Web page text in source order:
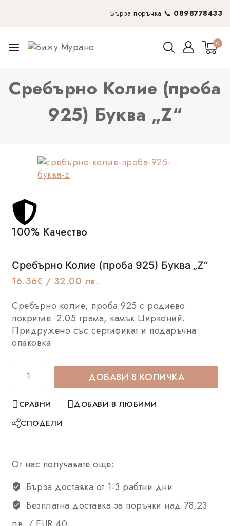
Бърза поръчка 📞 0898778433
0
Сребърно Колие (проба
925) Буква „Z“
100% Качество
Сребърно Колие (проба 925) Буква „Z“
16.36€ / 32.00 лв.
Сребърно колие, проба 925 с родиево
покритие. 2.05 грама, камък Цирконий.
Придружено със сертификат и подаръчна
опаковка
ДОБАВИ В КОЛИЧКА
СРАВНИ
ДОБАВИ В ЛЮБИМИ
СПОДЕЛИ
От нас получавате още:
Бърза доставка от 1-3 рабтни дни
Безплатна доставка за поръчки над 78,23